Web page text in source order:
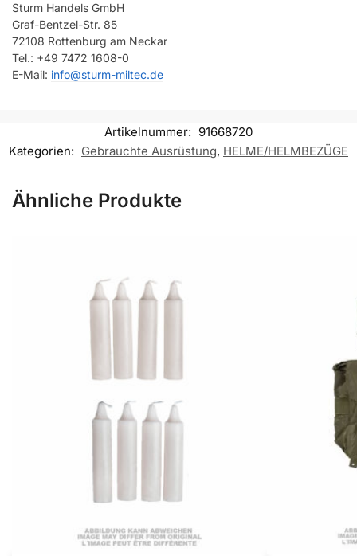
Sturm Handels GmbH
Graf-Bentzel-Str. 85
72108 Rottenburg am Neckar
Tel.: +49 7472 1608-0
E-Mail: info@sturm-miltec.de
Artikelnummer: 91668720
Kategorien: Gebrauchte Ausrüstung, HELME/HELMBEZÜGE
Ähnliche Produkte